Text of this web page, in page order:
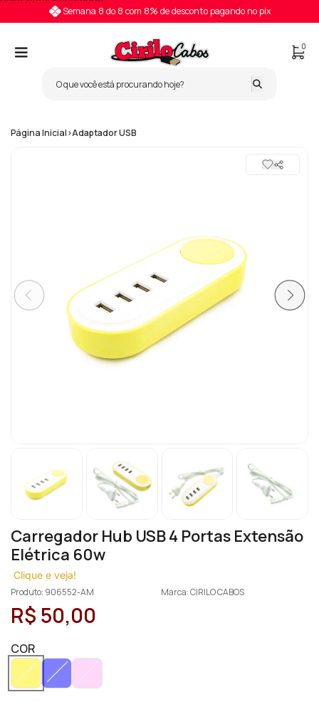
Semana 8 do 8 com 8% de desconto pagando no pix
0
Página Inicial>Adaptador USB
Carregador Hub USB 4 Portas Extensão
Elétrica 60w
Clique e veja!
Produto: 906552-AM
Marca: CIRILO CABOS
R$ 50,00
COR